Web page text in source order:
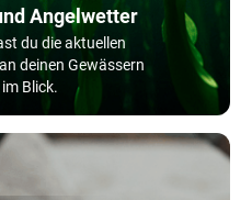
Angelwetter
du die aktuellen
deinen Gewässern
Blick.